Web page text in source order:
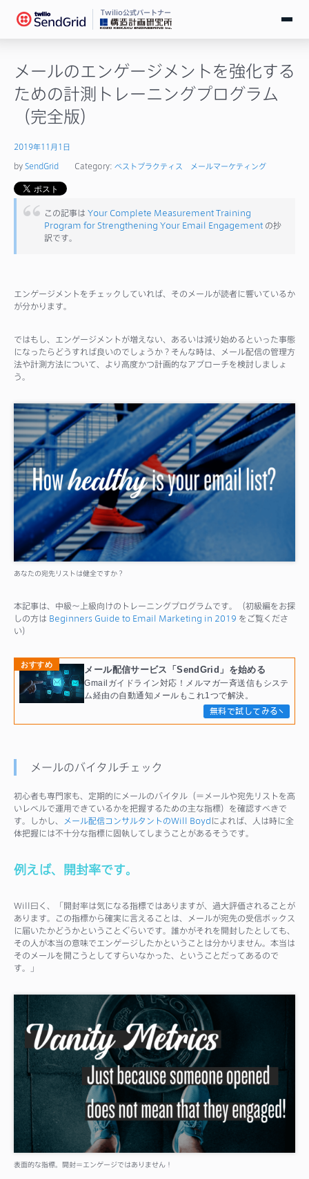
Twilio公式パートナー
ログイン
SendGridとは
料金
導入事例
メールのエンゲージメントを強化する
ための計測トレーニングプログラム
（完全版）
2019年11月1日
by SendGrid Category: ベストプラクティス メールマーケティング
この記事は Your Complete Measurement Training
Program for Strengthening Your Email Engagement の抄
訳です。
エンゲージメントをチェックしていれば、そのメールが読者に響いているか
が分かります。
ではもし、エンゲージメントが増えない、あるいは減り始めるといった事態
になったらどうすれば良いのでしょうか？そんな時は、メール配信の管理方
法や計測方法について、より高度かつ計画的なアプローチを検討しましょ
う。
あなたの宛先リストは健全ですか？
本記事は、中級〜上級向けのトレーニングプログラムです。（初級編をお探
しの方は Beginners Guide to Email Marketing in 2019 をご覧くださ
い）
おすすめ
メール配信サービス「SendGrid」を始める
Gmailガイドライン対応！メルマガ一斉送信もシステ
ム経由の自動通知メールもこれ1つで解決。
無料で試してみる
メールのバイタルチェック
初心者も専門家も、定期的にメールのバイタル（＝メールや宛先リストを高
いレベルで運用できているかを把握するための主な指標）を確認すべきで
す。しかし、
メール配信コンサルタントのWill Boydによれば、人は時に全
体把握には不十分な指標に固執してしまうことがあるそうです。
例えば、開封率です。
Will曰く、「開封率は気になる指標ではありますが、過大評価されることが
あります。この指標から確実に言えることは、メールが宛先の受信ボックス
に届いたかどうかということぐらいです。誰かがそれを開封したとしても、
その人が本当の意味でエンゲージしたかということは分かりません。本当は
そのメールを開こうとしてすらいなかった、ということだってあるので
す。」
表面的な指標。開封＝エンゲージではありません！